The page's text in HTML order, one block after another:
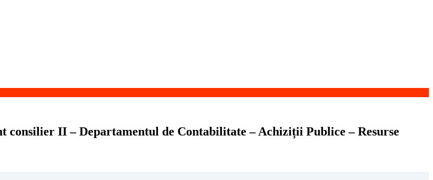
consilier II – Departamentul de Contabilitate – Achiziții Publice – Resurse